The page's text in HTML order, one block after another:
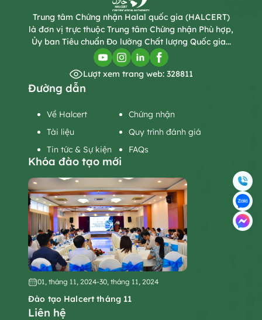
Trung tâm Chứng nhận Halal quốc gia (HALCERT)
là đơn vị trực thuộc Trung tâm Chứng nhận Phù hợp,
Ủy ban Tiêu chuẩn Đo lường Chất lượng Quốc gia...
Lượt xem trang web: 328811
Đường dẫn
Về Halcert
Chứng nhận
Tài liệu
Quy trình đánh giá
Tin tức & Sự kiện
FAQs
Khóa đào tạo mới
01, tháng 11, 2024-30, tháng 11, 2024
Đào tạo Halcert tháng 11
Liên hệ